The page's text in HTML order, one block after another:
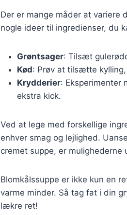
Der er mange måder at variere
nogle ideer til ingredienser, du
Grøntsager: Tilsæt
Kød: Prøv at tilsætte
Krydderier: Eksperimenter
ekstra kick.
Ved at lege med forskellige
enhver smag og lejlighed.
cremet suppe, er mulighederne
Blomkålssuppe er ikke kun en
varme minder. Så tag fat i din
lækre ret!